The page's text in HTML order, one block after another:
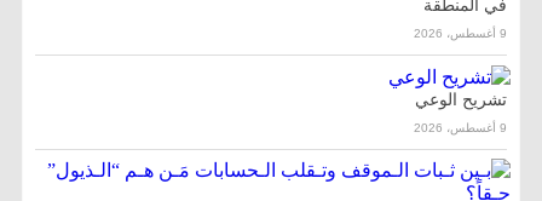
في المنطقة
9 أغسطس، 2026
تشريح الوعي
9 أغسطس، 2026